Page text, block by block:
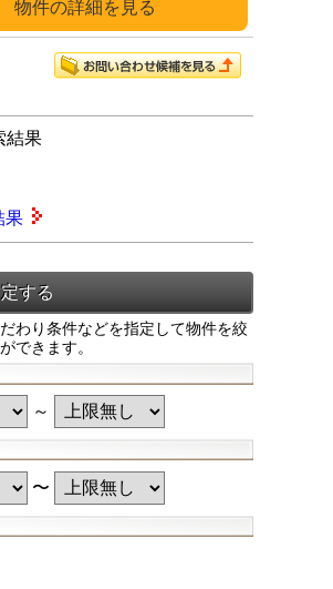
わり条件などを指定して物件を絞
できます。
～
〜
詳細
結果
果